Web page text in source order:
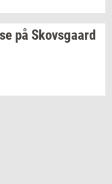
på Sko­vs­gaard